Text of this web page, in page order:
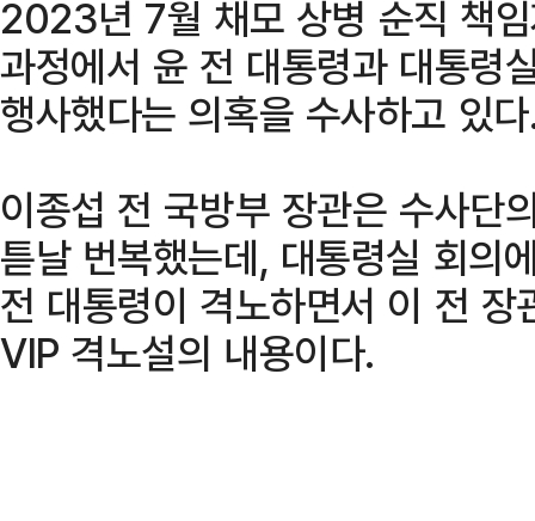
2023년 7월 채모 상병 순직 책
과정에서 윤 전 대통령과 대통령
행사했다는 의혹을 수사하고 있
이종섭 전 국방부 장관은 수사단
튿날 번복했는데, 대통령실 회의
전 대통령이 격노하면서 이 전
VIP 격노설의 내용이다.